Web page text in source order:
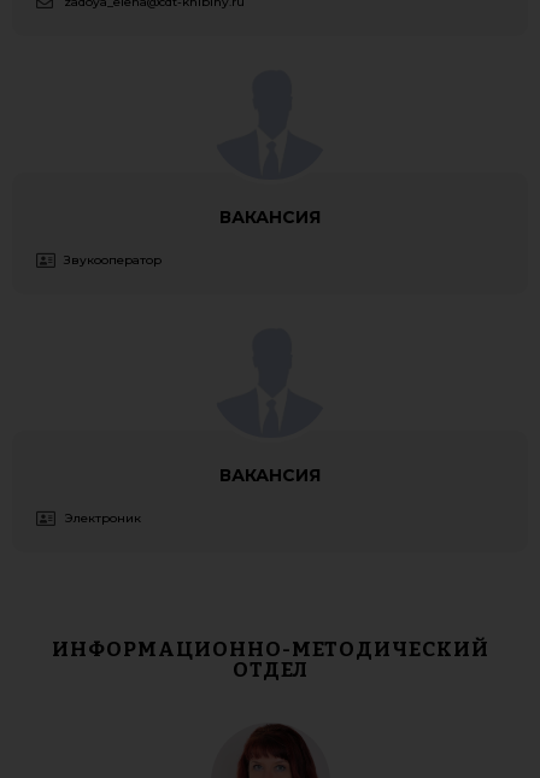
ВАКАНСИЯ
Звукооператор
ВАКАНСИЯ
Электроник
ИНФОРМАЦИОННО-МЕТОДИЧЕСКИЙ
ОТДЕЛ